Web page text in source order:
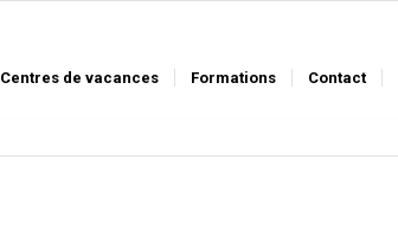
Centres de vacances Formations Contact